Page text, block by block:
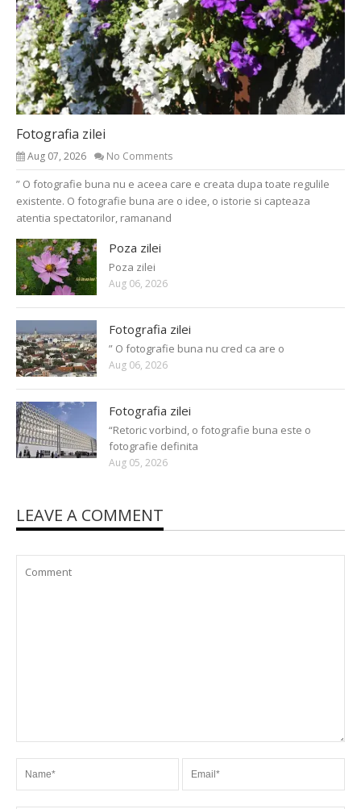
Fotografia zilei
Aug 07, 2026 No Comments
” O fotografie buna nu e aceea care e creata dupa toate regulile
existente. O fotografie buna are o idee, o istorie si capteaza
atentia spectatorilor, ramanand
Poza zilei
Poza zilei
Aug 06, 2026
Fotografia zilei
” O fotografie buna nu cred ca are o
Aug 06, 2026
Fotografia zilei
“Retoric vorbind, o fotografie buna este o
fotografie definita
Aug 05, 2026
LEAVE A COMMENT